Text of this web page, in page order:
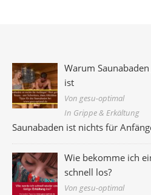
Warum
ist
Von gesu-optimal
In Grippe & Erkältung
Saunabaden ist nichts für
Wie bekomme ich
schnell los?
Von gesu-optimal